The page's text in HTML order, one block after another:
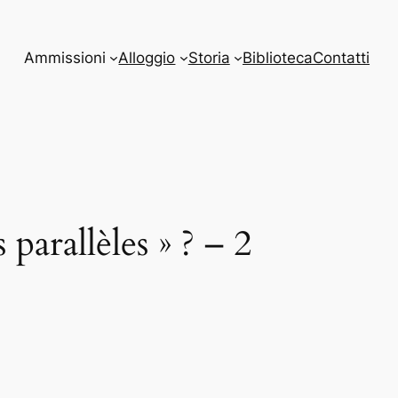
Ammissioni Alloggio Storia BibliotecaContatti
» ? – 2